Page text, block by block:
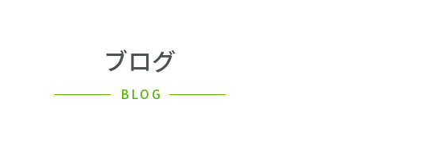
別 荘
ブログ
BLOG